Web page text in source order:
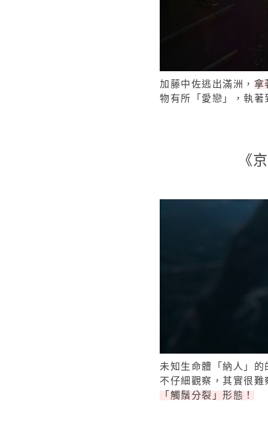
加藤中佐逃出滿洲， 拿
物有所「愛戀」，執
《
未知生命體「納人」
不仔細觀察，其實很難
「觸鬚分裂」形態！